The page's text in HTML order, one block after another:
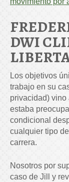
DWI
Los objetivos
trabajo en su
privacidad) vino
estaba
condicional
cualquier tipo
carrera.
Nosotros por
caso de Jill y